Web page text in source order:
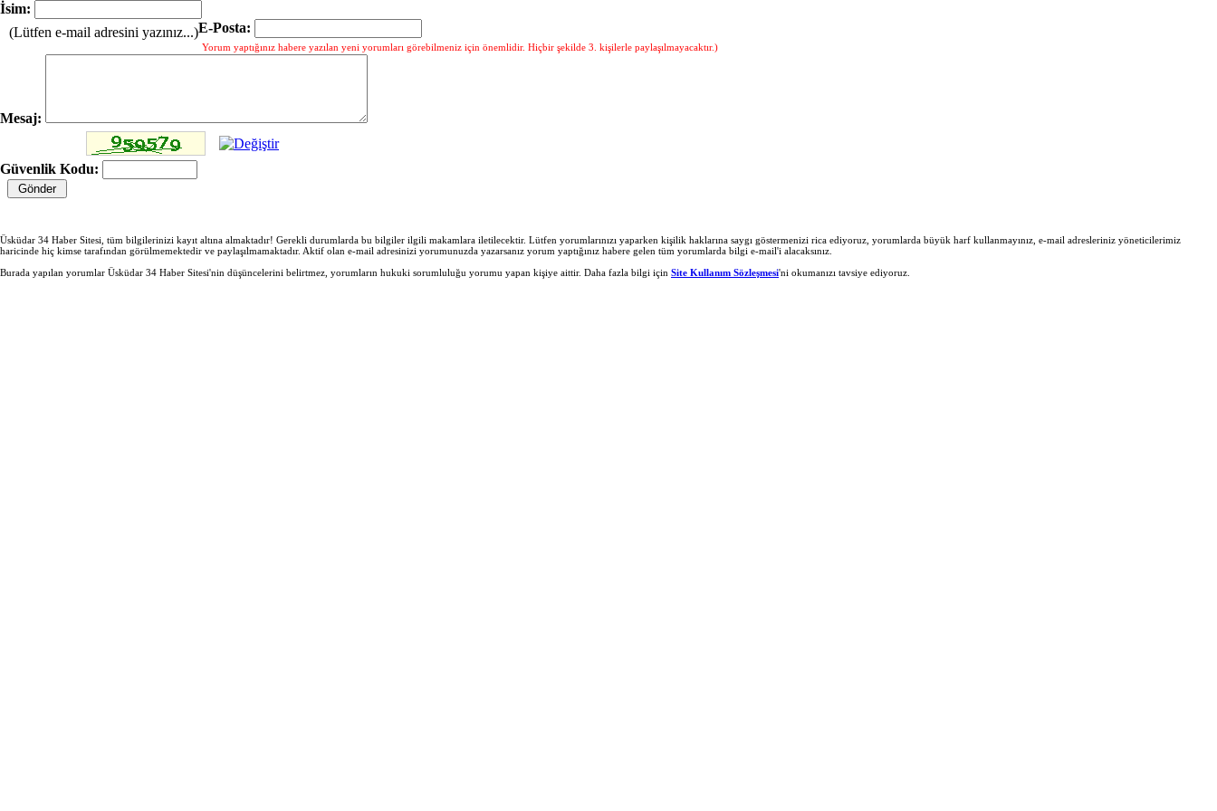
İsim:
E-Posta:
(Lütfen e-mail adresini yazınız...)
Yorum yaptığınız habere yazılan yeni yorumları görebilmeniz için önemlidir. Hiçbir şekilde 3. kişilerle paylaşılmayacaktır.)
Mesaj:
Güvenlik Kodu:
Üsküdar 34 Haber Sitesi, tüm bilgilerinizi kayıt altına almaktadır! Gerekli durumlarda bu bilgiler ilgili makamlara iletilecektir. Lütfen yorumlarınızı yaparken kişilik haklarına saygı göstermenizi rica ediyoruz, yorumlarda büyük harf kullanmayınız, e-mail adresleriniz yöneticilerimiz
haricinde hiç kimse tarafından görülmemektedir ve paylaşılmamaktadır. Aktif olan e-mail adresinizi yorumunuzda yazarsanız yorum yaptığınız habere gelen tüm yorumlarda bilgi e-mail'i alacaksınız.
Burada yapılan yorumlar Üsküdar 34 Haber Sitesi'nin düşüncelerini belirtmez, yorumların hukuki sorumluluğu yorumu yapan kişiye aittir. Daha fazla bilgi için Site Kullanım Sözleşmesi'ni okumanızı tavsiye ediyoruz.